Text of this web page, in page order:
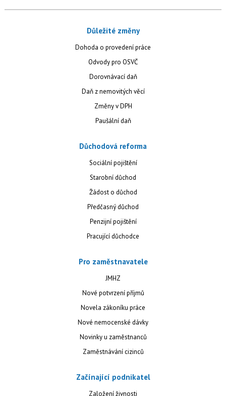
Důležité změny
Dohoda o provedení práce
Odvody pro OSVČ
Dorovnávací daň
Daň z nemovitých věcí
Změny v DPH
Paušální daň
Důchodová reforma
Sociální pojištění
Starobní důchod
Žádost o důchod
Předčasný důchod
Penzijní pojištění
Pracující důchodce
Pro zaměstnavatele
JMHZ
Nové potvrzení příjmů
Novela zákoníku práce
Nové nemocenské dávky
Novinky u zaměstnanců
Zaměstnávání cizinců
Začínající podnikatel
Založení živnosti